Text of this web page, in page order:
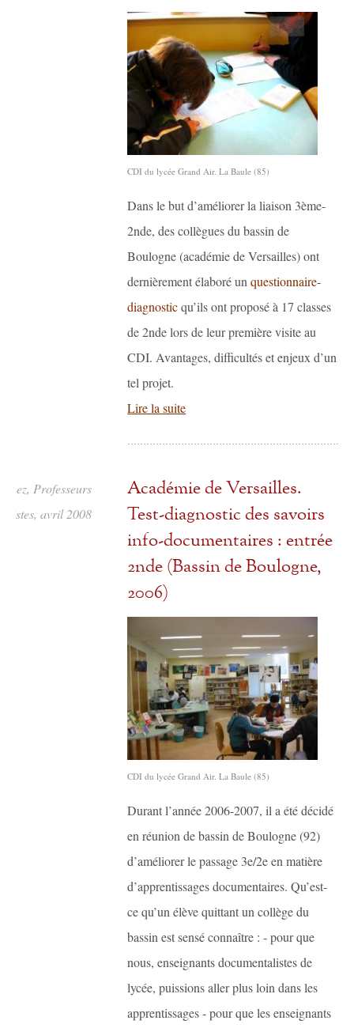
CDI du lycée Grand Air. La Baule (85)
Dans le but d’améliorer la liaison 3ème-
2nde, des collègues du bassin de
Boulogne (académie de Versailles) ont
dernièrement élaboré unquestionnaire-
diagnosticqu’ils ont proposé à 17 classes
de 2nde lors de leur première visite au
CDI. Avantages, difficultés et enjeux d’un
tel projet.
Lire la suite
Professeurs
avril 2008
Académie de Versailles.
Test-diagnostic des savoirs
info-documentaires : entrée
2nde (Bassin de Boulogne,
2006)
CDI du lycée Grand Air. La Baule (85)
Durant l’année 2006-2007, il a été décidé
en réunion de bassin de Boulogne (92)
d’améliorer le passage 3e/2e en matière
d’apprentissages documentaires. Qu’est-
ce qu’un élève quittant un collège du
bassin est sensé connaître : - pour que
nous, enseignants documentalistes de
lycée, puissions aller plus loin dans les
apprentissages - pour que les enseignants